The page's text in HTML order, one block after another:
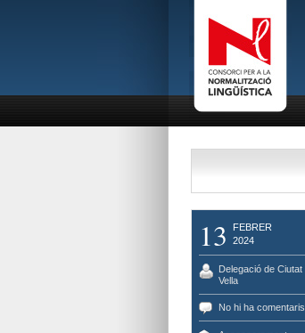
13
FEBRER
2024
Delegació de Ciutat
Vella
No hi ha comentaris